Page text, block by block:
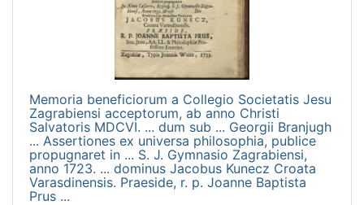
Memoria beneficiorum a Collegio Societatis Jesu
Zagrabiensi acceptorum, ab anno Christi
Salvatoris MDCVI. ... dum sub ... Georgii Branjugh
... Assertiones ex universa philosophia, publice
propugnaret in ... S. J. Gymnasio Zagrabiensi,
anno 1723. ... dominus Jacobus Kunecz Croata
Varasdinensis. Praeside, r. p. Joanne Baptista
Prus ...